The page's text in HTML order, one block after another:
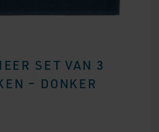
SET VAN 3
– DONKER